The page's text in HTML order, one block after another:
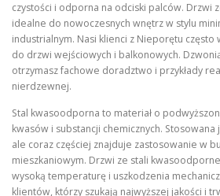
czystości i odporna na odciski palców. Drzwi
idealne do nowoczesnych wnętrz w stylu
industrialnym. Nasi klienci z Nieporętu
do drzwi wejściowych i balkonowych.
otrzymasz fachowe doradztwo i przykłady
nierdzewnej.
Stal kwasoodporna to materiał o
kwasów i substancji chemicznych.
ale coraz częściej znajduje zastosowanie w
mieszkaniowym. Drzwi ze stali
wysoką temperaturę i uszkodzenia
klientów, którzy szukają najwyższej jakości i